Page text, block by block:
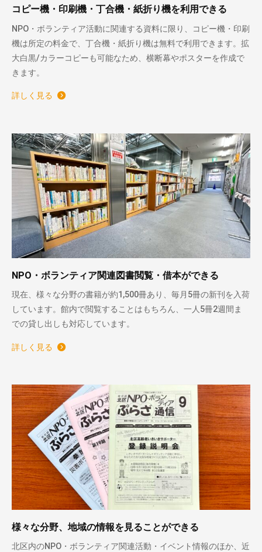
コピー機・印刷機・丁合機・紙折り機を利用できる
NPO・ボランティア活動に関連する資料に限り、コピー機・印刷
機は所定の料金で、丁合機・紙折り機は無料で利用できます。拡
大白黒/カラーコピーも可能なため、横断幕やポスターを作成で
きます。
詳しく見る
NPO・ボランティア関連図書閲覧・借本ができる
現在、様々な分野の書籍が約1,500冊あり、毎月5冊の新刊を入荷
しています。館内で閲覧することはもちろん、一人5冊2週間ま
での貸し出しも対応しています。
詳しく見る
様々な分野、地域の情報を見ることができる
北区内のNPO・ボランティア関連活動・イベント情報のほか、近